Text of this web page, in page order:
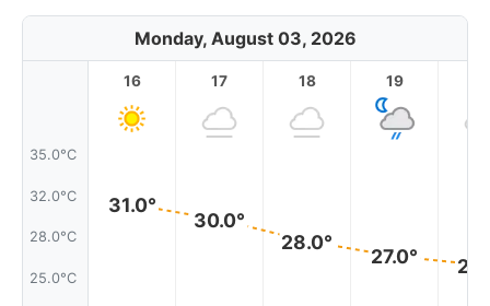
Monday, August 03, 2026
35.0°C
32.0°C
28.0°C
25.0°C
16
31.0°
17
30.0°
18
28.0°
19
27.0°